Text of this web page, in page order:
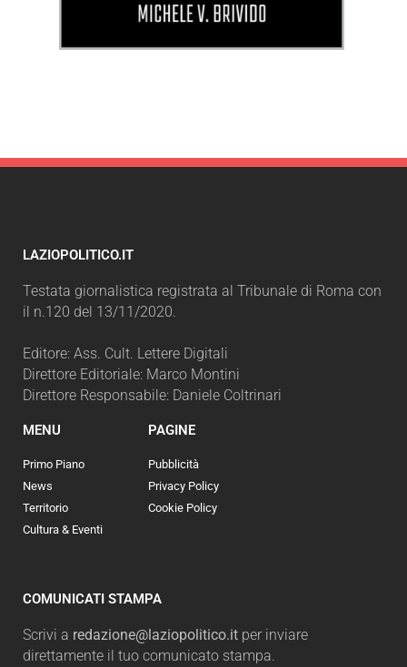
LAZIOPOLITICO.IT
Testata giornalistica registrata al Tribunale di Roma con
il n.120 del 13/11/2020.
Editore: Ass. Cult. Lettere Digitali
Direttore Editoriale: Marco Montini
Direttore Responsabile: Daniele Coltrinari
MENU
Primo Piano
News
Territorio
Cultura & Eventi
PAGINE
Pubblicità
Privacy Policy
Cookie Policy
COMUNICATI STAMPA
Scrivi a redazione@laziopolitico.it per inviare
direttamente il tuo comunicato stampa.